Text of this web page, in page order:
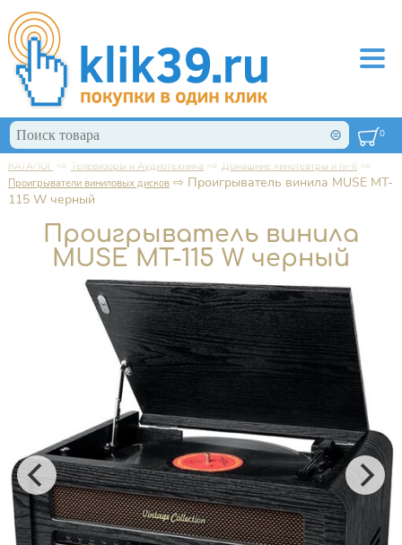
Перейти к основному содержанию
Форма поиска
Поиск 0
Вы здесь
КАТАЛОГ ⇨ Телевизоры и Аудиотехника ⇨ Домашние кинотеатры и hi-fi ⇨
Проигрыватели виниловых дисков⇨ Проигрыватель винила MUSE MT-
115 W черный
Проигрыватель винила
MUSE MT-115 W черный